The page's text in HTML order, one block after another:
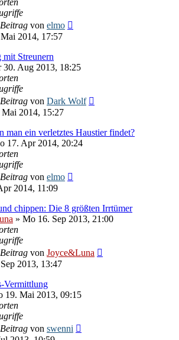
von elmo
2014, 17:57
Streunern
30. Aug 2013, 18:25
von Dark Wolf
2014, 15:27
man ein verletztes Haustier findet?
17. Apr 2014, 20:24
von elmo
2014, 11:09
chippen: Die 8 größten Irrtümer
» Mo 16. Sep 2013, 21:00
von Joyce&Luna
2013, 13:47
Vermittlung
19. Mai 2013, 09:15
von swenni